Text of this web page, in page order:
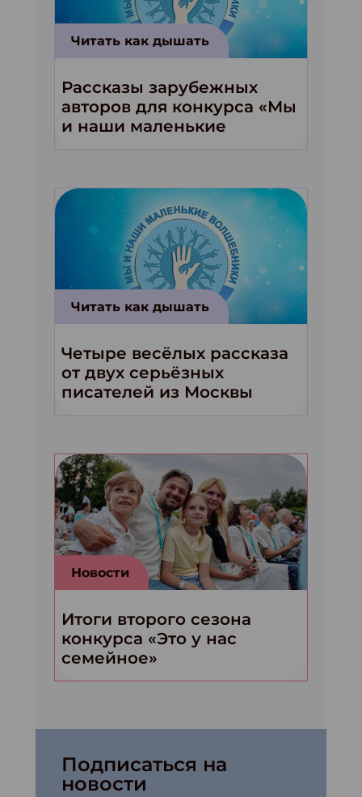
Читать как дышать
Рассказы зарубежных
авторов для конкурса «Мы
и наши маленькие
волшебники!»
Читать как дышать
Четыре весёлых рассказа
от двух серьёзных
писателей из Москвы
Новости
Итоги второго сезона
конкурса «Это у нас
семейное»
Подписаться на
новости